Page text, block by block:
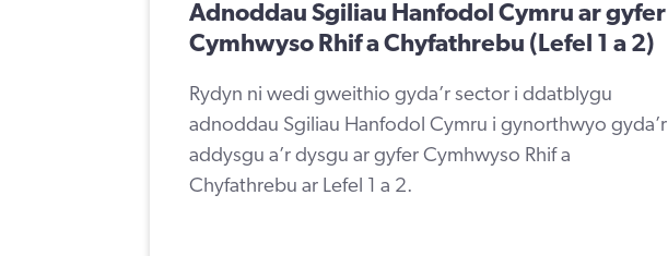
Adnoddau Sgiliau Hanfodol Cymru ar gyfer
Cymhwyso Rhif a Chyfathrebu (Lefel 1 a 2)
Rydyn ni wedi gweithio gyda’r sector i ddatblygu
adnoddau Sgiliau Hanfodol Cymru i gynorthwyo gyda’r
addysgu a’r dysgu ar gyfer Cymhwyso Rhif a
Chyfathrebu ar Lefel 1 a 2.